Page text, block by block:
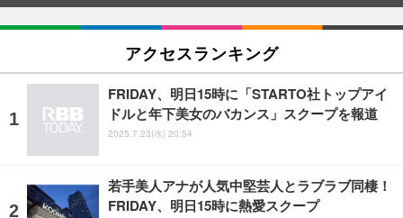
アクセスランキング
FRIDAY、明日15時に「STARTO社トップアイ
ドルと年下美女のバカンス」スクープを報道
2025.7.23(水) 20:54
若手美人アナが人気中堅芸人とラブラブ同棲！
FRIDAY、明日15時に熱愛スクープ